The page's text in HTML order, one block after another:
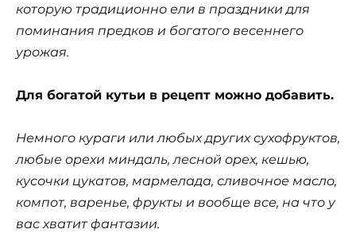
которую традиционно ели в праздники для
поминания предков и богатого весеннего
урожая.
Для богатой кутьи в рецепт можно добавить.
Немного кураги или любых других сухофруктов,
любые орехи миндаль, лесной орех, кешью,
кусочки цукатов, мармелада, сливочное масло,
компот, варенье, фрукты и вообще все, на что у
вас хватит фантазии.